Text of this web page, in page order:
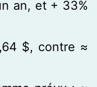
an, et + 33%
$, contre ≈